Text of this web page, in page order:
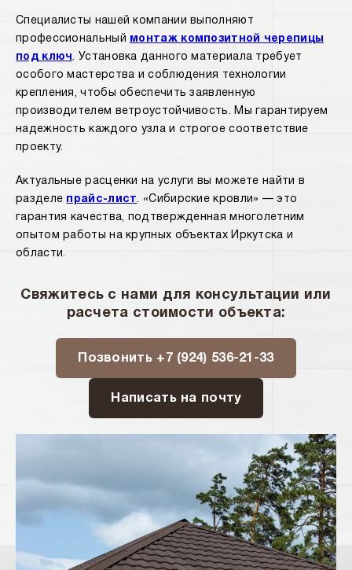
Специалисты нашей компании выполняют
профессиональный монтаж композитной черепицы
под ключ. Установка данного материала требует
особого мастерства и соблюдения технологии
крепления, чтобы обеспечить заявленную
производителем ветроустойчивость. Мы гарантируем
надежность каждого узла и строгое соответствие
проекту.
Актуальные расценки на услуги вы можете найти в
разделе прайс-лист. «Сибирские кровли» — это
гарантия качества, подтвержденная многолетним
опытом работы на крупных объектах Иркутска и
области.
Свяжитесь с нами для консультации или
расчета стоимости объекта:
Позвонить +7 (924) 536-21-33
Написать на почту